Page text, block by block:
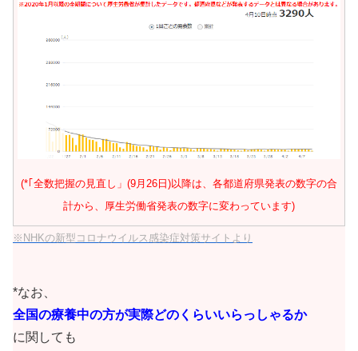
(*｢全数把握の見直し」(9月26日)以降は、各都道府県発表の数字の合
計から、厚生労働省発表の数字に変わっています)
※NHKの新型コロナウイルス感染症対策サイトより
*なお、
全国の療養中の方が実際どのくらいいらっしゃるか
に関しても